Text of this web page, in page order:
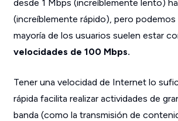
desde 1 Mbps (increíblemente lento)
(increíblemente rápido), pero podemos
mayoría de los usuarios suelen estar
velocidades de 100 Mbps.
Tener una velocidad de Internet lo
rápida facilita realizar actividades de
banda (como la transmisión de